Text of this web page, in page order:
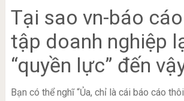
Tại sao vn-báo
tập doanh nghiệp
“quyền lực” đến
Bạn có thể nghĩ “Ủa, chỉ là cái báo cáo